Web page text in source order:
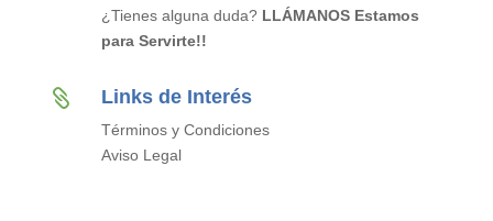
¿Tienes alguna duda? LLÁMANOS Estamos
para Servirte!!
 Links de Interés
Términos y Condiciones
Aviso Legal